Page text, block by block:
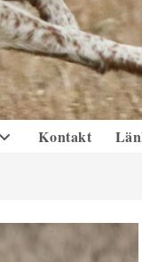
Kontakt